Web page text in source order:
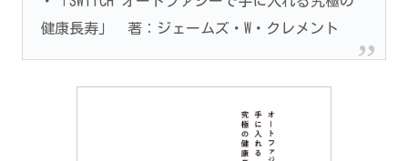
健康長寿」 著：ジェームズ・W・クレメント